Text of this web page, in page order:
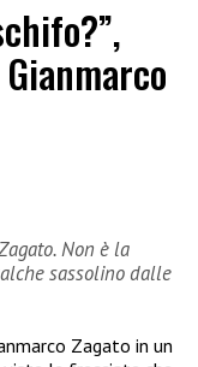
Non è la
sassolino dalle
Zagato in un